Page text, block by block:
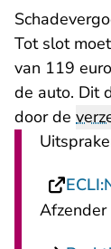
Tot slot
van 119
de auto. Dit
door de
Afzender